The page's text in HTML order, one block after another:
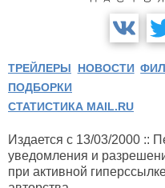
ТРЕЙЛЕРЫ НОВОСТИ
ПОДБОРКИ
СТАТИСТИКА MAIL.RU
Издается с 13/03/2000 ::
уведомления и
при активной